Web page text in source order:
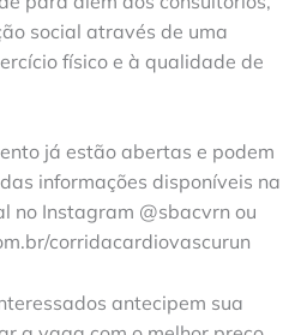
social através de uma
físico e à qualidade de
já estão abertas e podem
informações disponíveis na
no Instagram @sbacvrn ou
corridacardiovascurun
antecipem sua